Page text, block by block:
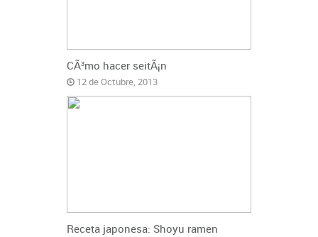
CÃ³mo hacer seitÃ¡n
12 de Octubre, 2013
Receta japonesa: Shoyu ramen